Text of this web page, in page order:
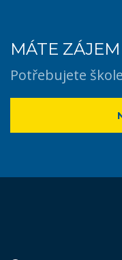
MÁTE
Potřebujete